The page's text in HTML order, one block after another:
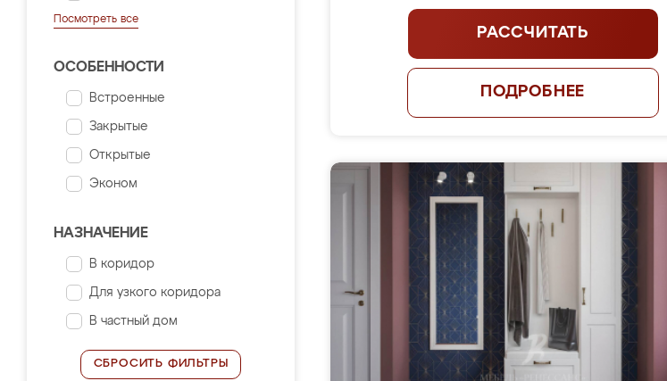
Посмотреть все
ОСОБЕННОСТИ
Встроенные
Закрытые
Открытые
Эконом
НАЗНАЧЕНИЕ
В коридор
Для узкого коридора
В частный дом
СБРОСИТЬ ФИЛЬТРЫ
РАССЧИТАТЬ
ПОДРОБНЕЕ